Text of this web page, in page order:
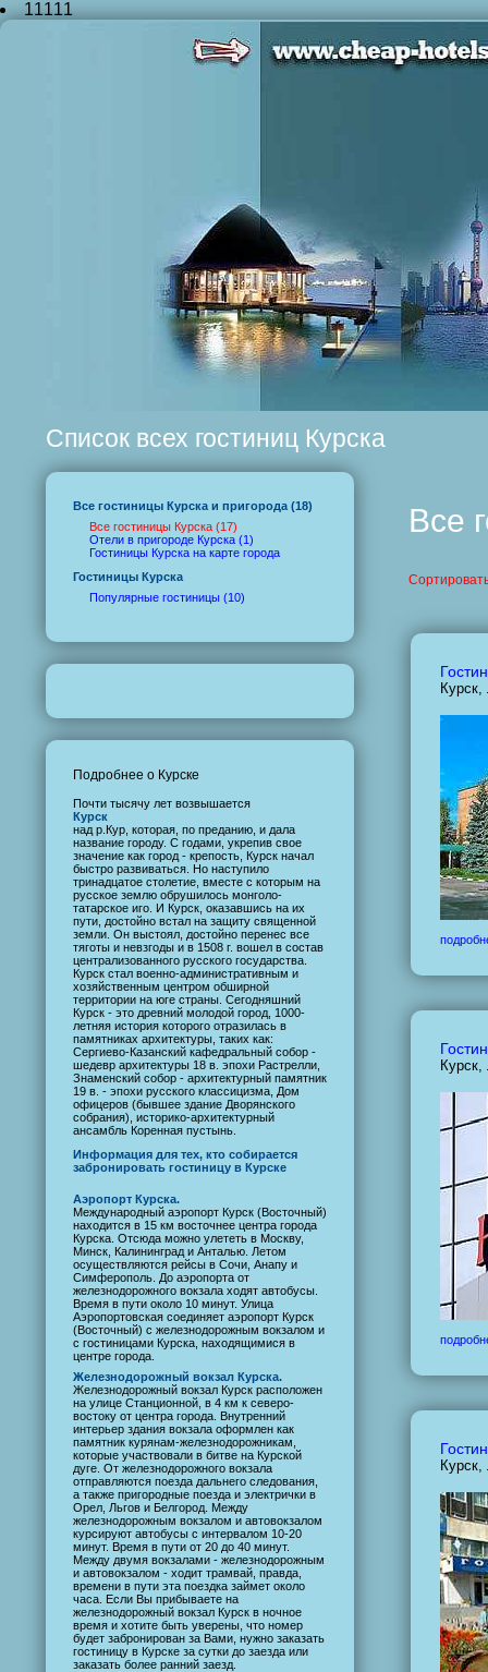
11111
Список всех гостиниц Курска
Все гостиницы Курска и пригорода (18)
Все гостиницы Курска (17)
Отели в пригороде Курска (1)
Гостиницы Курска на карте города
Гостиницы Курска
Популярные гостиницы (10)
Подробнее о Курске
Почти тысячу лет возвышается
Курск
над р.Кур, которая, по преданию, и дала
название городу. С годами, укрепив свое
значение как город - крепость, Курск начал
быстро развиваться. Но наступило
тринадцатое столетие, вместе с которым на
русское землю обрушилось монголо-
татарское иго. И Курск, оказавшись на их
пути, достойно встал на защиту священной
земли. Он выстоял, достойно перенес все
тяготы и невзгоды и в 1508 г. вошел в состав
централизованного русского государства.
Курск стал военно-административным и
хозяйственным центром обширной
территории на юге страны. Сегодняшний
Курск - это древний молодой город, 1000-
летняя история которого отразилась в
памятниках архитектуры, таких как:
Сергиево-Казанский кафедральный собор -
шедевр архитектуры 18 в. эпохи Растрелли,
Знаменский собор - архитектурный памятник
19 в. - эпохи русского классицизма, Дом
офицеров (бывшее здание Дворянского
собрания), историко-архитектурный
ансамбль Коренная пустынь.
Информация для тех, кто собирается
забронировать гостиницу в Курске
Аэропорт Курска.
Международный аэропорт Курск (Восточный)
находится в 15 км восточнее центра города
Курска. Отсюда можно улететь в Москву,
Минск, Калининград и Анталью. Летом
осуществляются рейсы в Сочи, Анапу и
Симферополь. До аэропорта от
железнодорожного вокзала ходят автобусы.
Время в пути около 10 минут. Улица
Аэропортовская соединяет аэропорт Курск
(Восточный) с железнодорожным вокзалом и
с гостиницами Курска, находящимися в
центре города.
Железнодорожный вокзал Курска.
Железнодорожный вокзал Курск расположен
на улице Станционной, в 4 км к северо-
востоку от центра города. Внутренний
интерьер здания вокзала оформлен как
памятник курянам-железнодорожникам,
которые участвовали в битве на Курской
дуге. От железнодорожного вокзала
отправляются поезда дальнего следования,
а также пригородные поезда и электрички в
Орел, Льгов и Белгород. Между
железнодорожным вокзалом и автовокзалом
курсируют автобусы с интервалом 10-20
минут. Время в пути от 20 до 40 минут.
Между двумя вокзалами - железнодорожным
и автовокзалом - ходит трамвай, правда,
времени в пути эта поездка займет около
часа. Если Вы прибываете на
железнодорожный вокзал Курск в ночное
время и хотите быть уверены, что номер
будет забронирован за Вами, нужно заказать
гостиницу в Курске за сутки до заезда или
заказать более ранний заезд.
Все